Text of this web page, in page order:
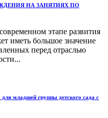
НА ЗАНЯТИЯХ ПО
этапе развития
иметь большое значение
перед отраслью
младшей группы детского сада с